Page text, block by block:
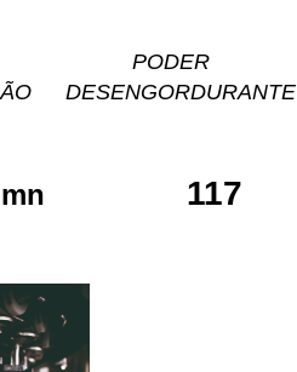
PODER
DESENGORDURANTE
mn 117